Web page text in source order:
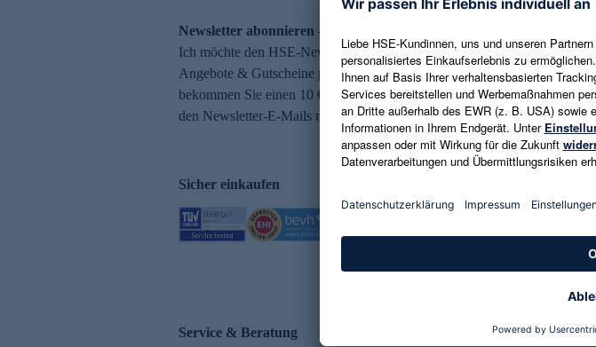
Newsletter abonnieren – 10 € Gutschein erhalten
Ich möchte den HSE-Newsletter abonnieren und aktuelle Trends,
Angebote & Gutscheine per E-Mail erhalten. Als Dankeschön
bekommen Sie einen 10 € Gutschein. Eine Abmeldung ist jederzeit in
den Newsletter-E-Mails möglich.
Sicher einkaufen
Service & Beratung